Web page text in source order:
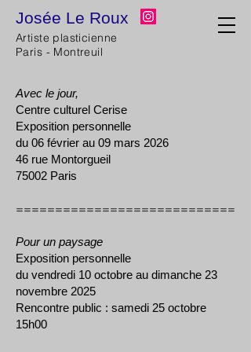
Josée Le Roux
Josee Le Roux
Artiste plasticienne
Paris - Montreuil
Avec le jour,
Centre culturel Cerise
Exposition personnelle
du 06 février au 09 mars 2026
46 rue Montorgueil
75002 Paris
============================
Pour un paysage
Exposition personnelle
du vendredi 10 octobre au dimanche 23
novembre 2025
Rencontre public : samedi 25 octobre
15h00